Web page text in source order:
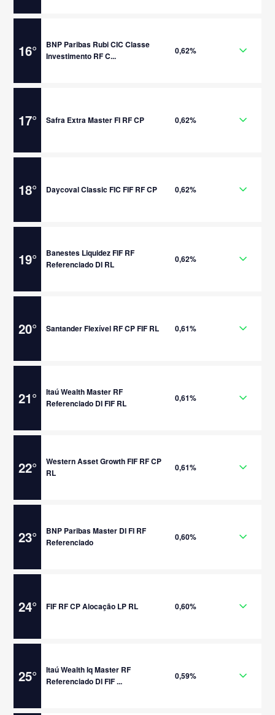
16°
BNP Paribas Rubi CIC Classe
Investimento RF C...
0,62%
17° Safra Extra Master FI RF CP 0,62%
18° Daycoval Classic FIC FIF RF CP 0,62%
19°
Banestes Liquidez FIF RF
Referenciado DI RL
0,62%
20° Santander Flexível RF CP FIF RL 0,61%
21°
Itaú Wealth Master RF
Referenciado DI FIF RL
0,61%
22°
Western Asset Growth FIF RF CP
RL
0,61%
23°
BNP Paribas Master DI FI RF
Referenciado
0,60%
24° FIF RF CP Alocação LP RL 0,60%
25°
Itaú Wealth Iq Master RF
Referenciado DI FIF ...
0,59%